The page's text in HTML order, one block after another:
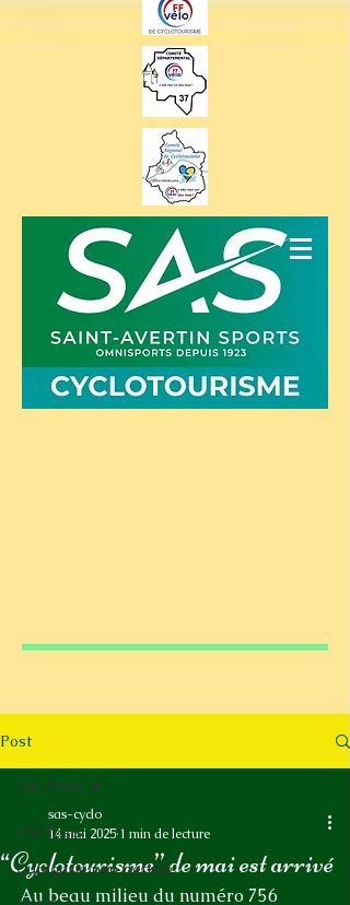
Post
All Posts
Catégorie non définie
All Posts
“Cyclotourisme” de mai est arrivé
sas-cyclo
14 mai 2025 1 min de lecture
Au beau milieu du numéro 756